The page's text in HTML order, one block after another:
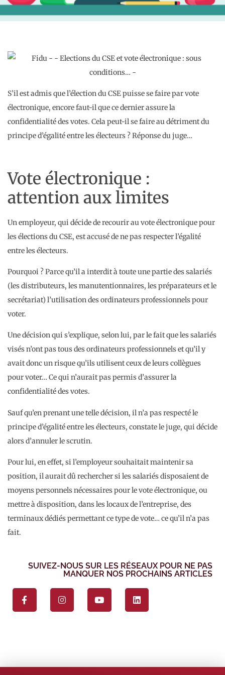
S’il est admis que l’élection du CSE puisse se faire par vote
électronique, encore faut-il que ce dernier assure la
confidentialité des votes. Cela peut-il se faire au détriment du
principe d’égalité entre les électeurs ? Réponse du juge…
Vote électronique :
attention aux limites
Un employeur, qui décide de recourir au vote électronique pour
les élections du CSE, est accusé de ne pas respecter l’égalité
entre les électeurs.
Pourquoi ? Parce qu’il a interdit à toute une partie des salariés
(les distributeurs, les manutentionnaires, les préparateurs et le
secrétariat) l’utilisation des ordinateurs professionnels pour
voter.
Une décision qui s’explique, selon lui, par le fait que les salariés
visés n’ont pas tous des ordinateurs professionnels et qu’il y
avait donc un risque qu’ils utilisent ceux de leurs collègues
pour voter… Ce qui n’aurait pas permis d’assurer la
confidentialité des votes.
Sauf qu’en prenant une telle décision, il n’a pas respecté le
principe d’égalité entre les électeurs, constate le juge, qui décide
alors d’annuler le scrutin.
Pour lui, en effet, si l’employeur souhaitait maintenir sa
position, il aurait dû rechercher si les salariés disposaient de
moyens personnels nécessaires pour le vote électronique, ou
mettre à disposition, dans les locaux de l’entreprise, des
terminaux dédiés permettant ce type de vote… ce qu’il n’a pas
fait.
SUIVEZ-NOUS SUR LES RÉSEAUX POUR NE PAS
MANQUER NOS PROCHAINS ARTICLES